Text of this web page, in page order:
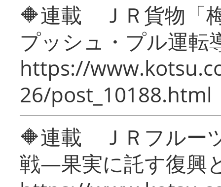
🔶連載 ＪＲ貨物「
プッシュ・プル運転
https://
26/post_10188.html
🔶連載 ＪＲフルー
戦―果実に託す復興